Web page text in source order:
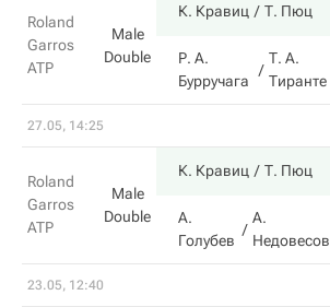
Roland
Garros
ATP
Male
Double
К. Кравиц Т. Пюц
Р. А.
Бурручага
Т. А.
Тиранте
27.05, 14:25
Roland
Garros
ATP
Male
Double
К. Кравиц Т. Пюц
А.
Голубев
А.
Недовесов
23.05, 12:40